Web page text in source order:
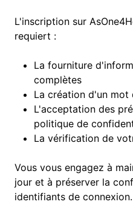
L'inscription sur
requiert :
La fourniture
complètes
La création d'un mot
L'acceptation des
politique de
La vérification de
Vous vous engagez à
jour et à préserver la
identifiants de connexion.